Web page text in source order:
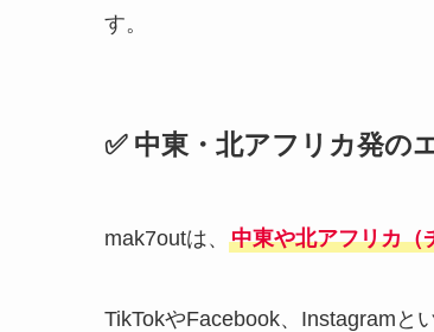
す。
✅ 中東・北アフリカ発の
mak7outは、 中東や北アフリカ（
TikTokやFacebook、Instagramと